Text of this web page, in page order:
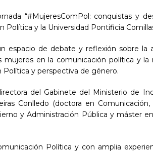
“#MujeresComPol: conquistas y
Política y la Universidad Pontificia
espacio de debate y reflexión sobre la
en la comunicación política y
Política y perspectiva de género.
del Gabinete del Ministerio de
Conlledo (doctora en Comunicación,
y Administración Pública y máster
Política y con amplia